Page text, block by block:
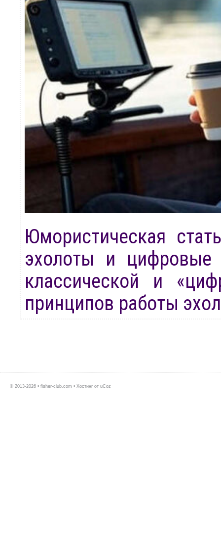
Юмористическая
эхолоты и цифровые
классической и
принципов работы
© 2013-2026 • fisher-club.com • Хостинг от uCoz